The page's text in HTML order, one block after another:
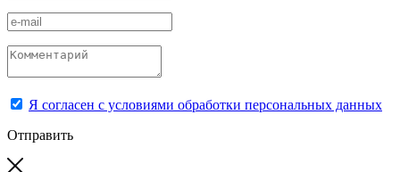
Я согласен с условиями обработки персональных данных
Отправить